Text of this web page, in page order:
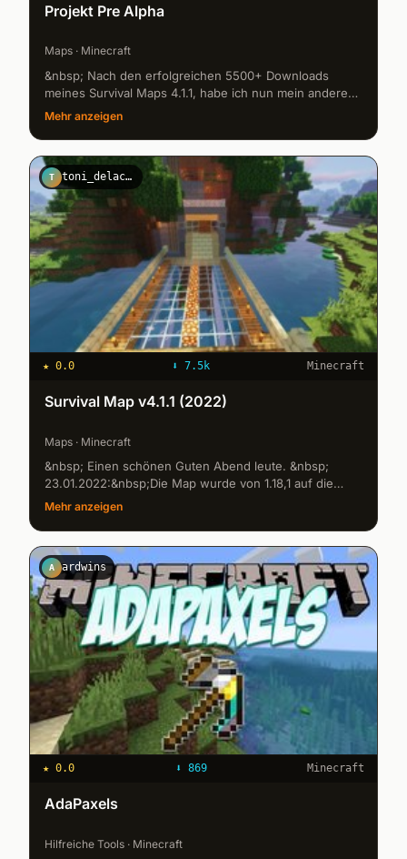
Projekt Pre Alpha
Maps · Minecraft
&nbsp; Nach den erfolgreichen 5500+ Downloads
meines Survival Maps 4.1.1, habe ich nun mein anderes
Projekt angefangen, zwar unfertig und unausgereift,
aber Ich möchte es mit eu...
Mehr anzeigen
T toni_delacreme
★ 0.0 ⬇ 7.5k Minecraft
Survival Map v4.1.1 (2022)
Maps · Minecraft
&nbsp; Einen schönen Guten Abend leute. &nbsp;
23.01.2022:&nbsp;Die Map wurde von 1.18,1 auf die
1.19.2 optimiert, Ich arbeite gerade an einer neuen Map
Hier veröffentliche Ich ...
Mehr anzeigen
A ardwins
★ 0.0 ⬇ 869 Minecraft
AdaPaxels
Hilfreiche Tools · Minecraft